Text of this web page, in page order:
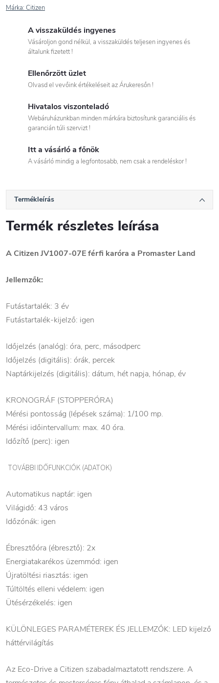
Márka: Citizen
A visszaküldés ingyenes
Vásároljon gond nélkül, a visszaküldés teljesen ingyenes és
általunk fizetett !
Ellenőrzött üzlet
Olvasd el vevőink értékeléseit az Árukeresőn !
Hivatalos viszonteladó
Webáruházunkban minden márkára biztosítunk garanciális és
garancián túli szervizt !
Itt a vásárló a főnök
A vásárló mindig a legfontosabb, nem csak a rendeléskor !
Termékleírás
Termék részletes leírása
A Citizen JV1007-07E férfi karóra a Promaster Land
Jellemzők:
Futástartalék: 3 év
Futástartalék-kijelző: igen
Időjelzés (analóg): óra, perc, másodperc
Időjelzés (digitális): órák, percek
Naptárkijelzés (digitális): dátum, hét napja, hónap, év
KRONOGRÁF (STOPPERÓRA)
Mérési pontosság (lépések száma): 1/100 mp.
Mérési időintervallum: max. 40 óra.
Időzítő (perc): igen
TOVÁBBI IDŐFUNKCIÓK (ADATOK)
Automatikus naptár: igen
Világidő: 43 város
Időzónák: igen
Ébresztőóra (ébresztő): 2x
Energiatakarékos üzemmód: igen
Újratöltési riasztás: igen
Túltöltés elleni védelem: igen
Ütésérzékelés: igen
KÜLÖNLEGES PARAMÉTEREK ÉS JELLEMZŐK: LED kijelző
háttérvilágítás
Az Eco-Drive a Citizen szabadalmaztatott rendszere. A